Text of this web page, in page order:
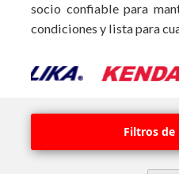
socio confiable para
condiciones y lista para
Filtros de